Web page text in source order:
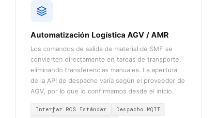
Automatización Logística AGV / AMR
Los comandos de salida de material de SMF se
convierten directamente en tareas de transporte,
eliminando transferencias manuales. La apertura
de la API de despacho varía según el proveedor de
AGV, por lo que lo confirmamos desde el inicio.
Interfaz RCS Estándar
Despacho MQTT